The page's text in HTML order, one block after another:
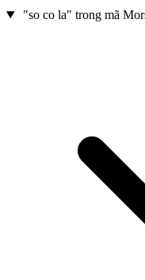
"so co la" trong mã